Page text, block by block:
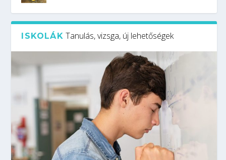
ISKOLÁK Tanulás, vizsga, új lehetőségek